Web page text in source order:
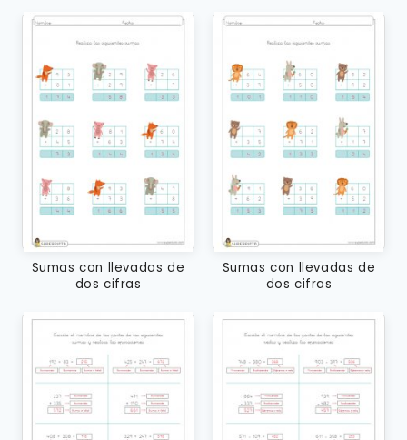
Sumas con llevadas de
dos cifras
Sumas con llevadas de
dos cifras